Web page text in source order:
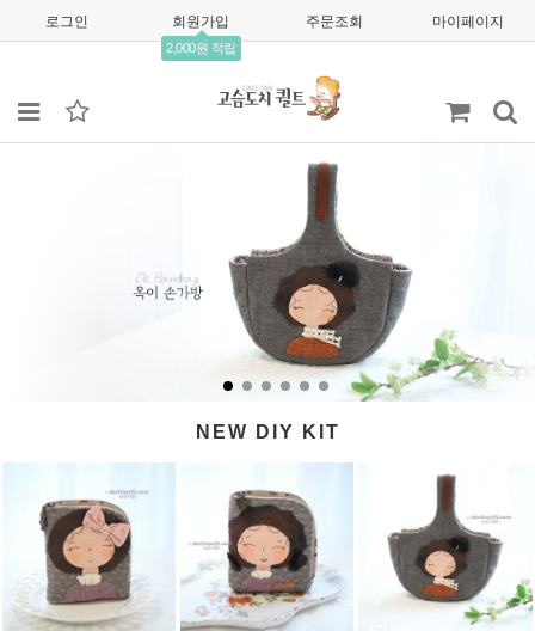
로그인 회원가입
2,000원 적립
주문조회 마이페이지
NEW DIY KIT